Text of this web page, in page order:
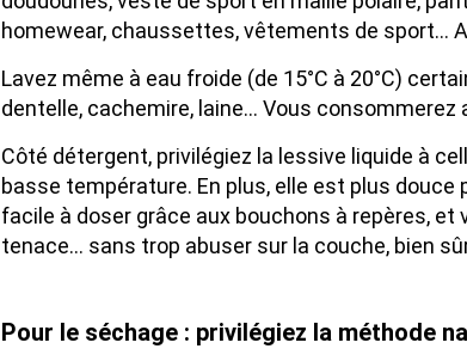
homewear, chaussettes, vêtements de sport…
Lavez même à eau froide (de 15°C à 20°C)
dentelle, cachemire, laine… Vous consommerez
Côté détergent, privilégiez la lessive liquide à
basse température. En plus, elle est plus
facile à doser grâce aux bouchons à repères, et
tenace… sans trop abuser sur la couche, bien
Pour le séchage : privilégiez la méthode